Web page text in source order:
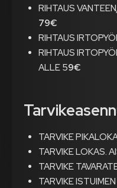
RIHTAUS
79€
RIHTAUS
RIHTAUS
ALLE 59€
TARVIKE
TARVIKE LOKAS.
TARVIKE
TARVIKE